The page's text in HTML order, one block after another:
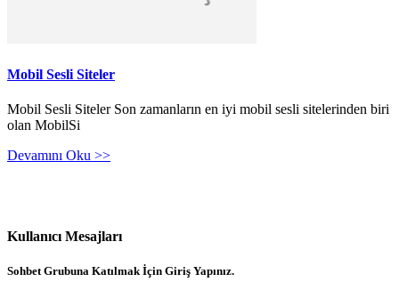
Mobil Sesli Siteler
Mobil Sesli Siteler Son zamanların en iyi mobil sesli sitelerinden biri
olan MobilSi
Devamını Oku >>
Kullanıcı Mesajları
Sohbet Grubuna Katılmak İçin Giriş Yapınız.